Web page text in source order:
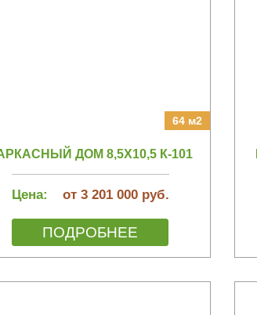
64 м2
ДОМ 8,5Х10,5 К-101
Цена: от 3 201 000 руб.
ПОДРОБНЕЕ